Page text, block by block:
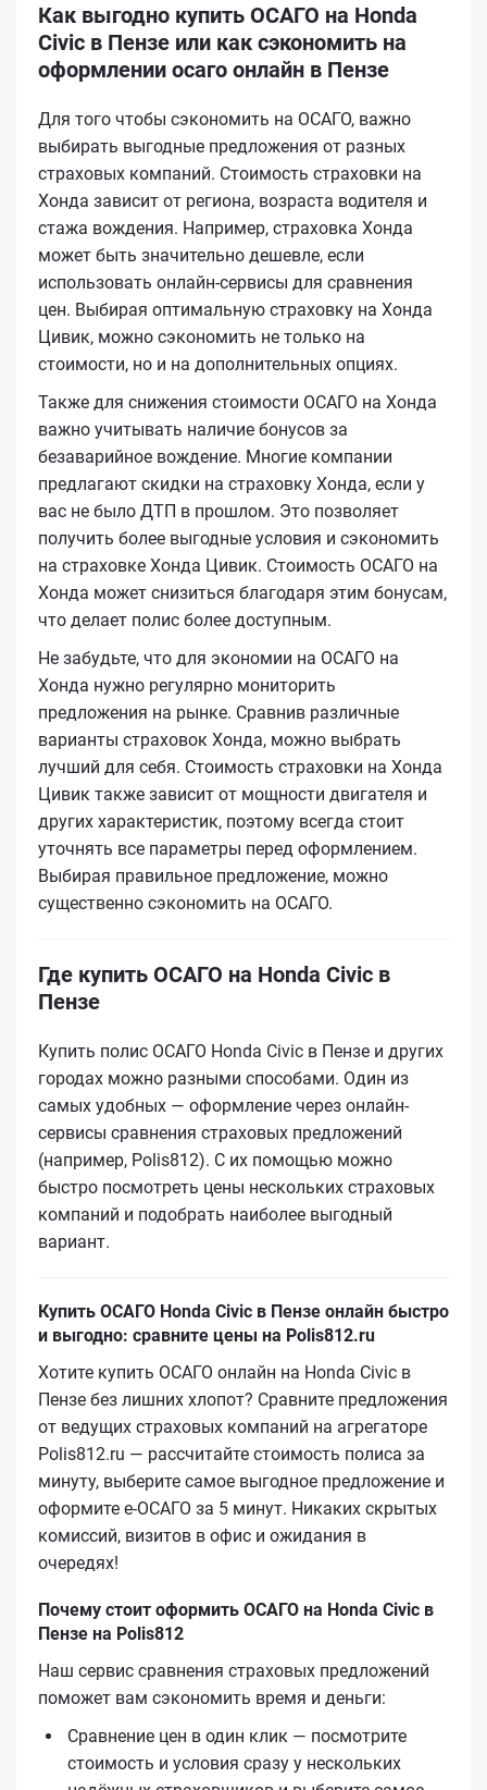
Как выгодно купить ОСАГО на Honda
Civic в Пензе или как сэкономить на
оформлении осаго онлайн в Пензе
Для того чтобы сэкономить на ОСАГО, важно
выбирать выгодные предложения от разных
страховых компаний. Стоимость страховки на
Хонда зависит от региона, возраста водителя и
стажа вождения. Например, страховка Хонда
может быть значительно дешевле, если
использовать онлайн-сервисы для сравнения
цен. Выбирая оптимальную страховку на Хонда
Цивик, можно сэкономить не только на
стоимости, но и на дополнительных опциях.
Также для снижения стоимости ОСАГО на Хонда
важно учитывать наличие бонусов за
безаварийное вождение. Многие компании
предлагают скидки на страховку Хонда, если у
вас не было ДТП в прошлом. Это позволяет
получить более выгодные условия и сэкономить
на страховке Хонда Цивик. Стоимость ОСАГО на
Хонда может снизиться благодаря этим бонусам,
что делает полис более доступным.
Не забудьте, что для экономии на ОСАГО на
Хонда нужно регулярно мониторить
предложения на рынке. Сравнив различные
варианты страховок Хонда, можно выбрать
лучший для себя. Стоимость страховки на Хонда
Цивик также зависит от мощности двигателя и
других характеристик, поэтому всегда стоит
уточнять все параметры перед оформлением.
Выбирая правильное предложение, можно
существенно сэкономить на ОСАГО.
Где купить ОСАГО на Honda Civic в
Пензе
Купить полис ОСАГО Honda Civic в Пензе и других
городах можно разными способами. Один из
самых удобных — оформление через онлайн-
сервисы сравнения страховых предложений
(например, Polis812). С их помощью можно
быстро посмотреть цены нескольких страховых
компаний и подобрать наиболее выгодный
вариант.
Купить ОСАГО Honda Civic в Пензе онлайн быстро
и выгодно: сравните цены на Polis812.ru
Хотите купить ОСАГО онлайн на Honda Civic в
Пензе без лишних хлопот? Сравните предложения
от ведущих страховых компаний на агрегаторе
Polis812.ru — рассчитайте стоимость полиса за
минуту, выберите самое выгодное предложение и
оформите е‑ОСАГО за 5 минут. Никаких скрытых
комиссий, визитов в офис и ожидания в
очередях!
Почему стоит оформить ОСАГО на Honda Civic в
Пензе на Polis812
Наш сервис сравнения страховых предложений
поможет вам сэкономить время и деньги:
Сравнение цен в один клик — посмотрите
стоимость и условия сразу у нескольких